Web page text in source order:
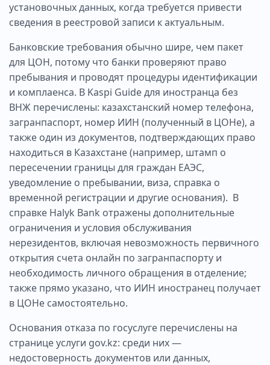
установочных данных, когда требуется привести
сведения в реестровой записи к актуальным.
Банковские требования обычно шире, чем пакет
для ЦОН, потому что банки проверяют право
пребывания и проводят процедуры идентификации
и комплаенса. В Kaspi Guide для иностранца без
ВНЖ перечислены: казахстанский номер телефона,
загранпаспорт, номер ИИН (полученный в ЦОНе), а
также один из документов, подтверждающих право
находиться в Казахстане (например, штамп о
пересечении границы для граждан ЕАЭС,
уведомление о пребывании, виза, справка о
временной регистрации и другие основания). В
справке Halyk Bank отражены дополнительные
ограничения и условия обслуживания
нерезидентов, включая невозможность первичного
открытия счета онлайн по загранпаспорту и
необходимость личного обращения в отделение;
также прямо указано, что ИИН иностранец получает
в ЦОНе самостоятельно.
Основания отказа по госуслуге перечислены на
странице услуги gov.kz: среди них —
недостоверность документов или данных,